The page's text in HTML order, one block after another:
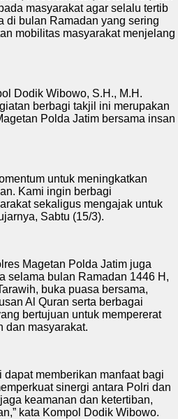
masyarakat agar selalu tertib
di bulan Ramadan yang sering
mobilitas masyarakat menjelang
Dodik Wibowo, S.H., M.H.
berbagi takjil ini merupakan
Polda Jatim bersama insan
untuk meningkatkan
Kami ingin berbagi
sekaligus mengajak untuk
Sabtu (15/3).
Magetan Polda Jatim juga
selama bulan Ramadan 1446 H,
buka puasa bersama,
Al Quran serta berbagai
bertujuan untuk mempererat
dan masyarakat.
dapat memberikan manfaat bagi
sinergi antara Polri dan
keamanan dan ketertiban,
kata Kompol Dodik Wibowo.